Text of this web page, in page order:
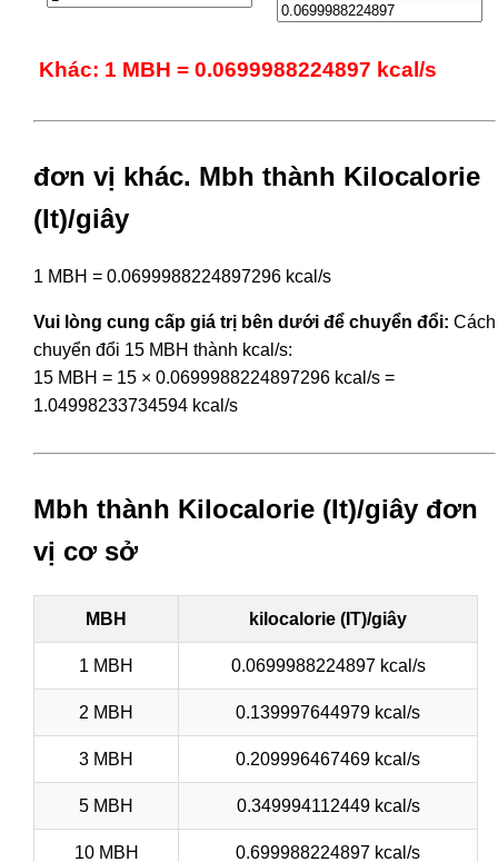
Khác: 1 MBH = 0.0699988224897 kcal/s
đơn vị khác. Mbh thành Kilocalorie
(It)/giây
1 MBH = 0.0699988224897296 kcal/s
Vui lòng cung cấp giá trị bên dưới để chuyển đổi: Cách
chuyển đổi 15 MBH thành kcal/s:
15 MBH = 15 × 0.0699988224897296 kcal/s =
1.04998233734594 kcal/s
Mbh thành Kilocalorie (It)/giây đơn
vị cơ sở
MBH kilocalorie (IT)/giây
1 MBH 0.0699988224897 kcal/s
2 MBH 0.139997644979 kcal/s
3 MBH 0.209996467469 kcal/s
5 MBH 0.349994112449 kcal/s
10 MBH 0.699988224897 kcal/s